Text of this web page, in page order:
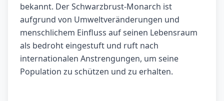
bekannt. Der Schwarzbrust-Monarch ist
aufgrund von Umweltveränderungen und
menschlichem Einfluss auf seinen Lebensraum
als bedroht eingestuft und ruft nach
internationalen Anstrengungen, um seine
Population zu schützen und zu erhalten.